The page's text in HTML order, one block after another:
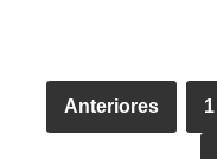
Anteriores 1